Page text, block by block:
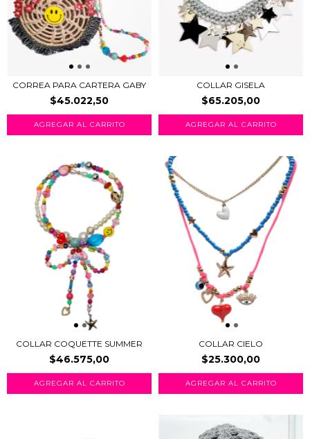
CORREA PARA CARTERA GABY
$45.022,50
COLLAR GISELA
$65.205,00
COLLAR COQUETTE SUMMER
$46.575,00
COLLAR CIELO
$25.300,00